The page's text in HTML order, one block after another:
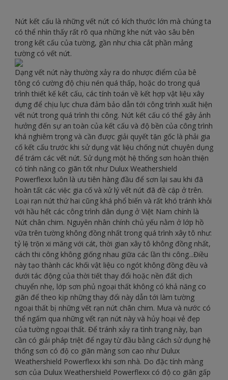
Nứt kết cấu là những vết nứt có kích thước lớn mà chúng ta
có thể nhìn thấy rất rõ qua những khe nứt vào sâu bên
trong kết cấu của tường, gần như chia cắt phần mảng
tường có vết nứt.
Dạng vết nứt này thường xảy ra do nhược điểm của bê
tông có cường độ chịu nén quá thấp, hoặc do trong quá
trình thiết kế kết cấu, các tính toán về kết hợp vật liệu xây
dựng để chịu lực chưa đảm bảo dẫn tới công trình xuất hiện
vết nứt trong quá trình thi công. Nứt kết cấu có thể gây ảnh
hưởng đến sự an toàn của kết cấu và độ bền của công trình
khá nghiêm trọng và cần được giải quyết tận gốc là phải gia
cố kết cấu trước khi sử dụng vật liệu chống nứt chuyên dụng
để trám các vết nứt. Sử dụng một hệ thống sơn hoàn thiện
có tính năng co giãn tốt như Dulux Weathershield
Powerflexx luôn là ưu tiên hàng đầu để sơn lại sau khi đã
hoàn tất các việc gia cố và xử lý vết nứt đã đề cập ở trên.
Loại rạn nứt thứ hai cũng khá phổ biến và rất khó tránh khỏi
với hầu hết các công trình dân dụng ở Việt Nam chính là
Nứt chân chim. Nguyên nhân chính chủ yếu nằm ở lớp hồ
vữa trên tường không đồng nhất trong quá trình xây tô như:
tỷ lệ trộn xi măng với cát, thời gian xây tô không đồng nhất,
cách thi công không giống nhau giữa các lần thi công...Điều
này tạo thành các khối vật liệu co ngót không đồng đều và
dưới tác động của thời tiết thay đổi hoặc nền đất dịch
chuyển nhẹ, lớp sơn phủ ngoại thất không có khả năng co
giãn để theo kịp những thay đổi này dẫn tới làm tường
ngoại thất bị những vết rạn nứt chân chim. Mưa và nước có
thể ngấm qua những vết rạn nứt này và hủy hoại vẻ đẹp
của tường ngoại thất. Để tránh xảy ra tình trạng này, bạn
cần có giải pháp triệt để ngay từ đầu bằng cách sử dụng hệ
thống sơn có độ co giãn màng sơn cao như Dulux
Weathershield Powerflexx khi sơn nhà. Do đặc tính màng
sơn của Dulux Weathershield Powerflexx có độ co giãn gấp